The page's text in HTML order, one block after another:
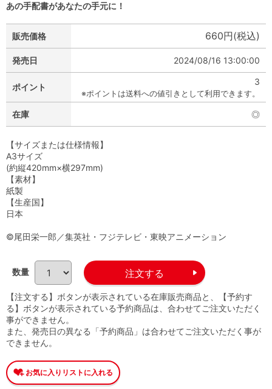
あの手配書があなたの手元に！
販売価格 660円(税込)
発売日 2024/08/16 13:00:00
ポイント
3
※ポイントは送料への値引きとして利用できます。
在庫 ◎
【サイズまたは仕様情報】
A3サイズ
(約縦420mm×横297mm)
【素材】
紙製
【生産国】
日本
©尾田栄一郎／集英社・フジテレビ・東映アニメーション
数量
【注文する】ボタンが表示されている在庫販売商品と、【予約す
る】ボタンが表示されている予約商品は、合わせてご注文いただく
事ができません。
また、発売日の異なる「予約商品」は合わせてご注文いただく事が
できません。